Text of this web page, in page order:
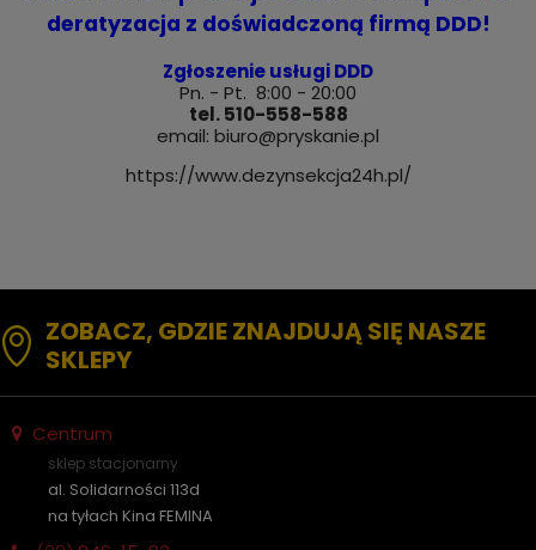
deratyzacja z doświadczoną firmą DDD!
Zgłoszenie usługi DDD
Pn. - Pt. 8:00 - 20:00
tel. 510-558-588
email: biuro@pryskanie.pl
https://www.dezynsekcja24h.pl/
ZOBACZ, GDZIE ZNAJDUJĄ SIĘ NASZE
SKLEPY
Centrum
sklep stacjonarny
al. Solidarności 113d
na tyłach Kina FEMINA